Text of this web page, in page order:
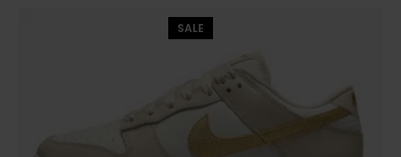
SALE